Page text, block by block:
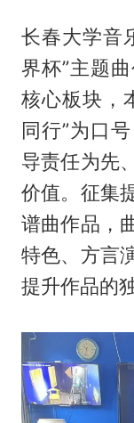
长春大学音
界杯”主题
核心板块，
同行”为口
导责任为先
价值。征集
谱曲作品，
特色、方言
提升作品的